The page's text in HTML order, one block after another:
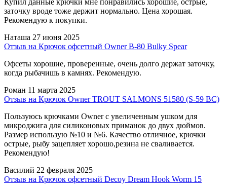
заточку вроде тоже держит нормально. Цена хорошая.
Рекомендую к покупки.
Наташа 27 июня 2025
Отзыв на Крючок офсетный Owner B-80 Bulky Spear
Офсеты хорошие, проверенные, очень долго держат заточку,
когда рыбачишь в камнях. Рекомендую.
Роман 11 марта 2025
Отзыв на Крючок Owner TROUT SALMONS 51580 (S-59 BC)
Пользуюсь крючками Owner с увеличенным ушком для
микроджига для силиконовых приманок до двух дюймов.
Размер использую №10 и №6. Качество отличное, крючки
острые, рыбу зацепляет хорошо,резина не сваливается.
Рекомендую!
Василий 22 февраля 2025
Отзыв на Крючок офсетный Decoy Dream Hook Worm 15